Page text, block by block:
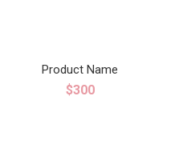
Product Name
$300